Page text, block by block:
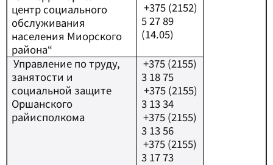
центр социального
обслуживания
населения Миорского
района“
+375 (2152)
5 27 89
(14.05)
Управление по труду,
занятости и
социальной защите
Оршанского
райисполкома
+375 (2155)
3 18 75
+375 (2155)
3 13 34
+375 (2155)
3 13 56
+375 (2155)
3 17 73